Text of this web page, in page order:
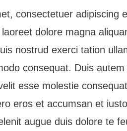
consectetuer adipiscing
dolore magna
nostrud exerci tation
consequat. Duis
esse molestie
eros et accumsan et
augue duis dolore te